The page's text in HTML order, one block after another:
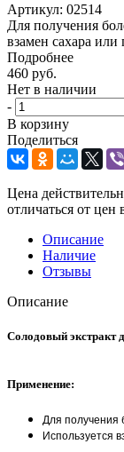
Артикул: 02514
Для получения
взамен сахара или
Подробнее
460 руб.
Нет в наличии
-
В корзину
Поделиться
Цена
отличаться от
Описание
Наличие
Отзывы
Описание
Солодовый экстракт
Применение:
Для получения
Используется